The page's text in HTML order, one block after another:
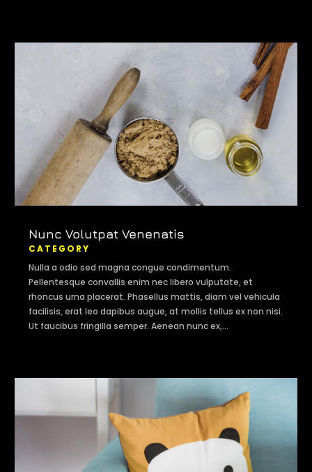
Nunc Volutpat Venenatis
CATEGORY
Nulla a odio sed magna congue condimentum.
Pellentesque convallis enim nec libero vulputate, et
rhoncus urna placerat. Phasellus mattis, diam vel vehicula
facilisis, erat leo dapibus augue, at mollis tellus ex non nisi.
Ut faucibus fringilla semper. Aenean nunc ex,...